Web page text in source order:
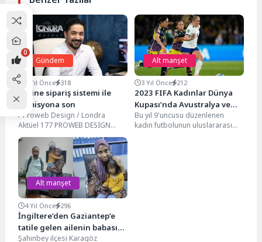
Gündem
5 Yıl Önce 318
Online sipariş sistemi ile
komisyona son
/ Proweb Design / Londra
Aktüel 177 PROWEB DESIGN
BÜNYESİNDE GELİŞTİRİLEN
ONLİNE SİPARİŞ SİSTEMİ
SAYESİNDE...
Alt manşet
3 Yıl Önce 212
2023 FIFA Kadınlar Dünya
Kupası’nda Avustralya ve
İngiltere yarı finalde
Bu yıl 9'uncusu düzenlenen
kadın futbolunun uluslararası
Alt manşet
4 Yıl Önce 296
İngiltere’den Gaziantep’e
tatile gelen ailenin babası
tarafından kaçırılan çocuk
Şahinbey ilçesi Karagöz
0